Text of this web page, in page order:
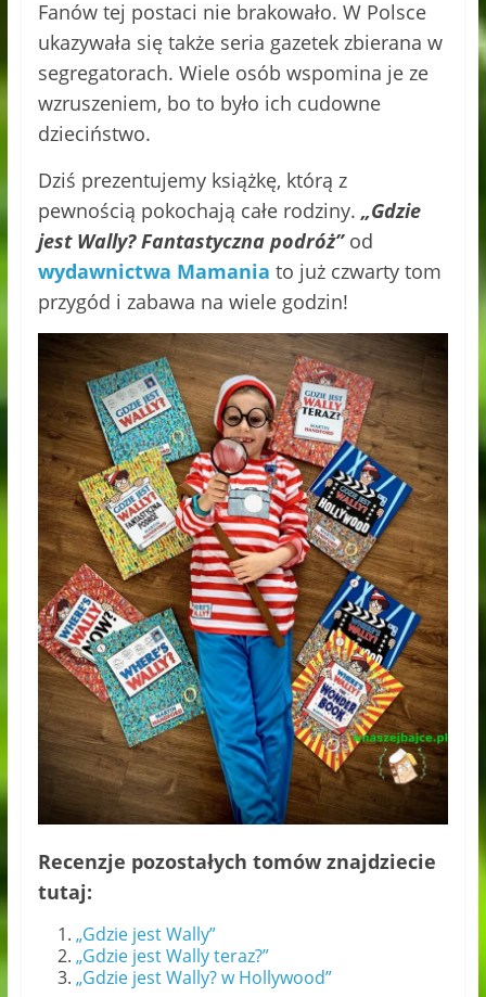
Fanów tej postaci nie brakowało. W Polsce
ukazywała się także seria gazetek zbierana w
segregatorach. Wiele osób wspomina je ze
wzruszeniem, bo to było ich cudowne
dzieciństwo.
Dziś prezentujemy książkę, którą z
pewnością pokochają całe rodziny. „Gdzie
jest Wally? Fantastyczna podróż”od
wydawnictwa Mamania to już czwarty tom
przygód i zabawa na wiele godzin!
Recenzje pozostałych tomów znajdziecie
tutaj:
„Gdzie jest Wally”
„Gdzie jest Wally teraz?”
„Gdzie jest Wally? w Hollywood”